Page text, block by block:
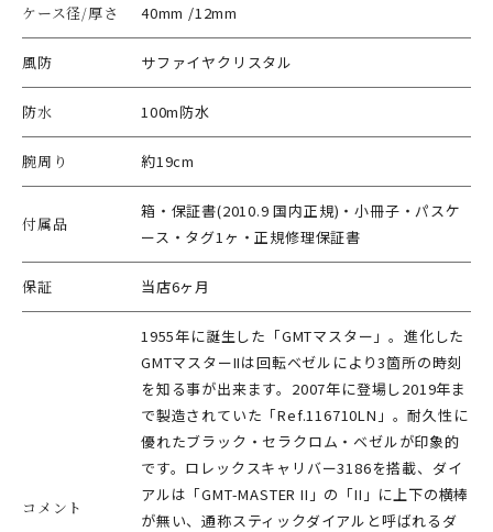
ケース径/厚さ 40mm /12mm
風防 サファイヤクリスタル
防水 100m防水
腕周り 約19cm
付属品
箱・保証書(2010.9 国内正規)・小冊子・パスケ
ース・タグ1ヶ・正規修理保証書
保証 当店6ヶ月
コメント
1955年に誕生した「GMTマスター」。進化した
GMTマスターIIは回転ベゼルにより3箇所の時刻
を知る事が出来ます。2007年に登場し2019年ま
で製造されていた「Ref.116710LN」。耐久性に
優れたブラック・セラクロム・ベゼルが印象的
です。ロレックスキャリバー3186を搭載、ダイ
アルは「GMT-MASTER II」の「II」に上下の横棒
が無い、通称スティックダイアルと呼ばれるダ